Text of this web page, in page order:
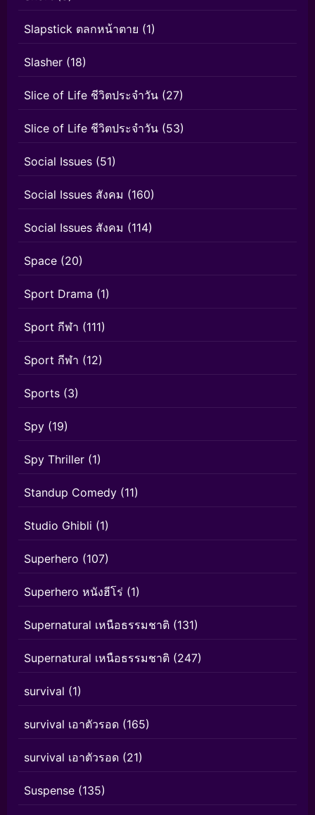
Slapstick ตลกหน้าตาย (1)
Slasher (18)
Slice of Life ชีวิตประจำวัน (27)
Slice of Life ชีวิตประจำวัน (53)
Social Issues (51)
Social Issues สังคม (160)
Social Issues สังคม (114)
Space (20)
Sport Drama (1)
Sport กีฬา (111)
Sport กีฬา (12)
Sports (3)
Spy (19)
Spy Thriller (1)
Standup Comedy (11)
Studio Ghibli (1)
Superhero (107)
Superhero หนังฮีโร่ (1)
Supernatural เหนือธรรมชาติ (131)
Supernatural เหนือธรรมชาติ (247)
survival (1)
survival เอาตัวรอด (165)
survival เอาตัวรอด (21)
Suspense (135)